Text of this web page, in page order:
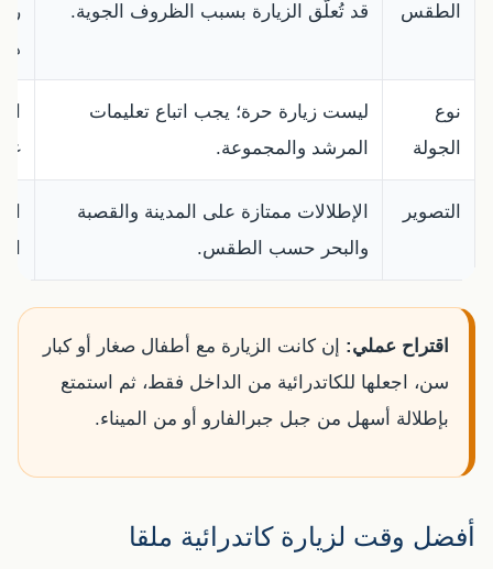
الطقس قد تُعلّق الزيارة بسبب الظروف الجوية.
نوع
الجولة
ليست زيارة حرة؛ يجب اتباع تعليمات
المرشد والمجموعة.
التصوير
الإطلالات ممتازة على المدينة والقصبة
والبحر حسب الطقس.
اقتراح عملي: إن كانت الزيارة مع أطفال صغار أو كبار
سن، اجعلها للكاتدرائية من الداخل فقط، ثم استمتع
بإطلالة أسهل من جبل جبرالفارو أو من الميناء.
أفضل وقت لزيارة كاتدرائية ملقا